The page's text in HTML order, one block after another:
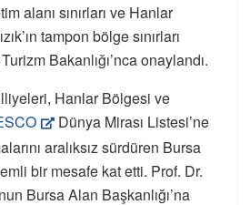
alanı sınırları ve Hanlar
tampon bölge sınırları
Bakanlığı’nca onaylandı.
Hanlar Bölgesi ve
Dünya Mirası Listesi’ne
aralıksız sürdüren Bursa
bir mesafe kat etti. Prof. Dr.
Bursa Alan Başkanlığı’na